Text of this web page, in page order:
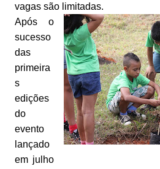
vagas são limitadas.
Após o
sucesso
das
primeira
s
edições
do
evento
lançado
em julho